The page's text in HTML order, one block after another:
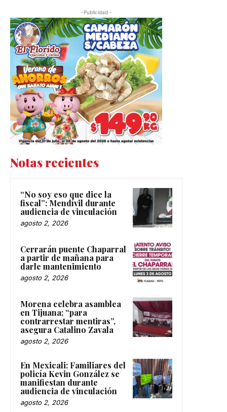
-Publicidad -
Notas recientes
“No soy eso que dice la
fiscal”: Mendívil durante
audiencia de vinculación
agosto 2, 2026
Cerrarán puente Chaparral
a partir de mañana para
darle mantenimiento
agosto 2, 2026
Morena celebra asamblea
en Tijuana; “para
contrarrestar mentiras”,
asegura Catalino Zavala
agosto 2, 2026
En Mexicali: Familiares del
policía Kevin González se
manifiestan durante
audiencia de vinculación
agosto 2, 2026